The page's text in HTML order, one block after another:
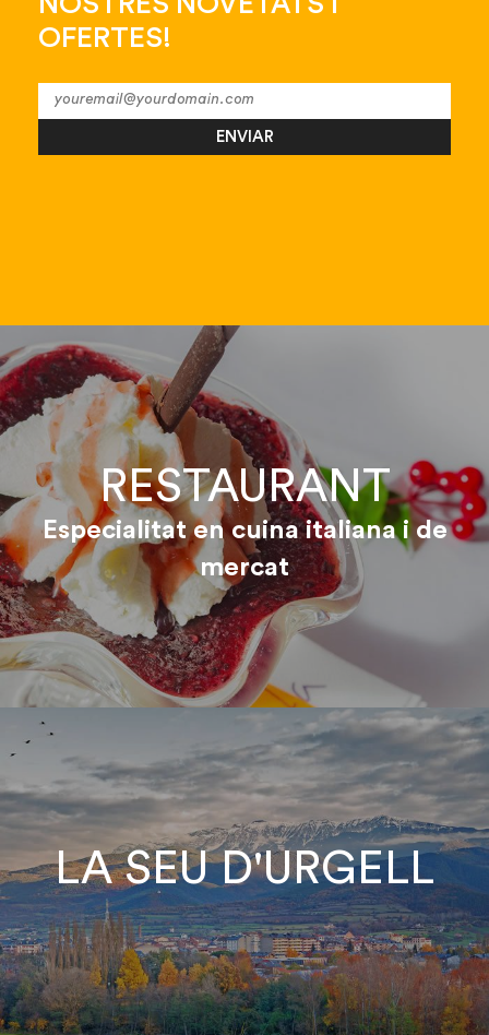
OFERTES!
ENVIAR
RESTAURANT
Especialitat en cuina italiana i de
mercat
LA SEU D'URGELL